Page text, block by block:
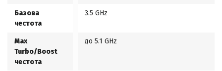
Базова
честота
3.5 GHz
Max
Turbo/Boost
честота
до 5.1 GHz